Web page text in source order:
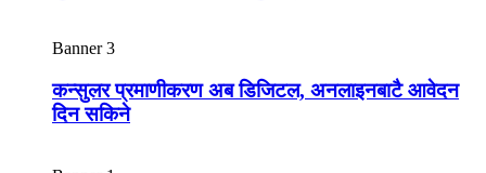
Banner 3
कन्सुलर प्रमाणीकरण अब डिजिटल, अनलाइनबाटै आवेदन
दिन सकिने